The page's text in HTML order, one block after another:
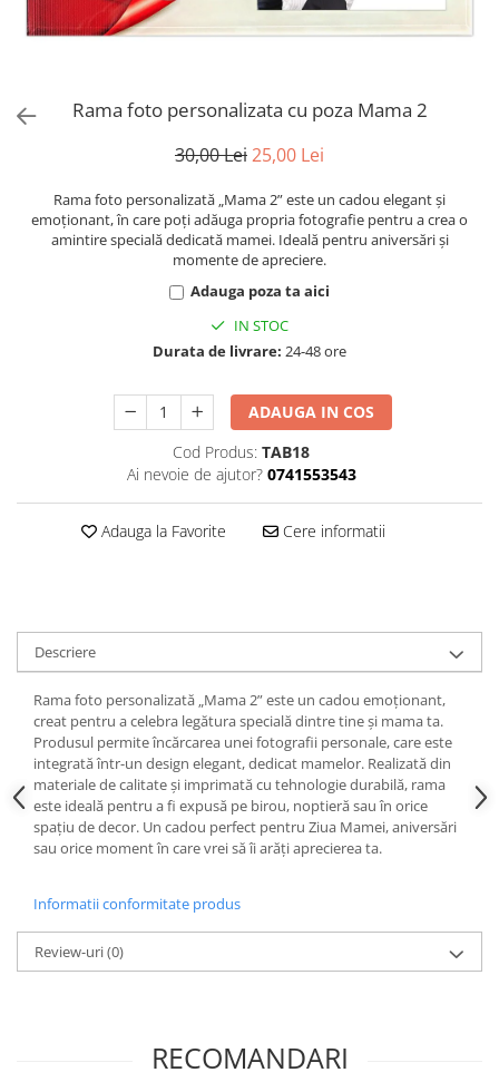
Puzzle personalizat
Plachete personalizate
Tricouri personalizate
Pix personalizat
Set cadou
evenimente
Pahare personalizate
Rama foto personalizata cu poza Mama 2
30,00 Lei25,00 Lei
Rama foto personalizată „Mama 2” este un cadou elegant și
emoționant, în care poți adăuga propria fotografie pentru a crea o
amintire specială dedicată mamei. Ideală pentru aniversări și
momente de apreciere.
Adauga poza ta aici
IN STOC
Durata de livrare: 24-48 ore
ADAUGA IN COS
Cod Produs: TAB18
Ai nevoie de ajutor? 0741553543
Adauga la Favorite Cere informatii
Descriere
Rama foto personalizată „Mama 2” este un cadou emoționant,
creat pentru a celebra legătura specială dintre tine și mama ta.
Produsul permite încărcarea unei fotografii personale, care este
integrată într-un design elegant, dedicat mamelor. Realizată din
materiale de calitate și imprimată cu tehnologie durabilă, rama
este ideală pentru a fi expusă pe birou, noptieră sau în orice
spațiu de decor. Un cadou perfect pentru Ziua Mamei, aniversări
sau orice moment în care vrei să îi arăți aprecierea ta.
Informatii conformitate produs
Review-uri(0)
RECOMANDARI